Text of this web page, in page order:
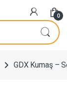
0
GDX Kumaş –